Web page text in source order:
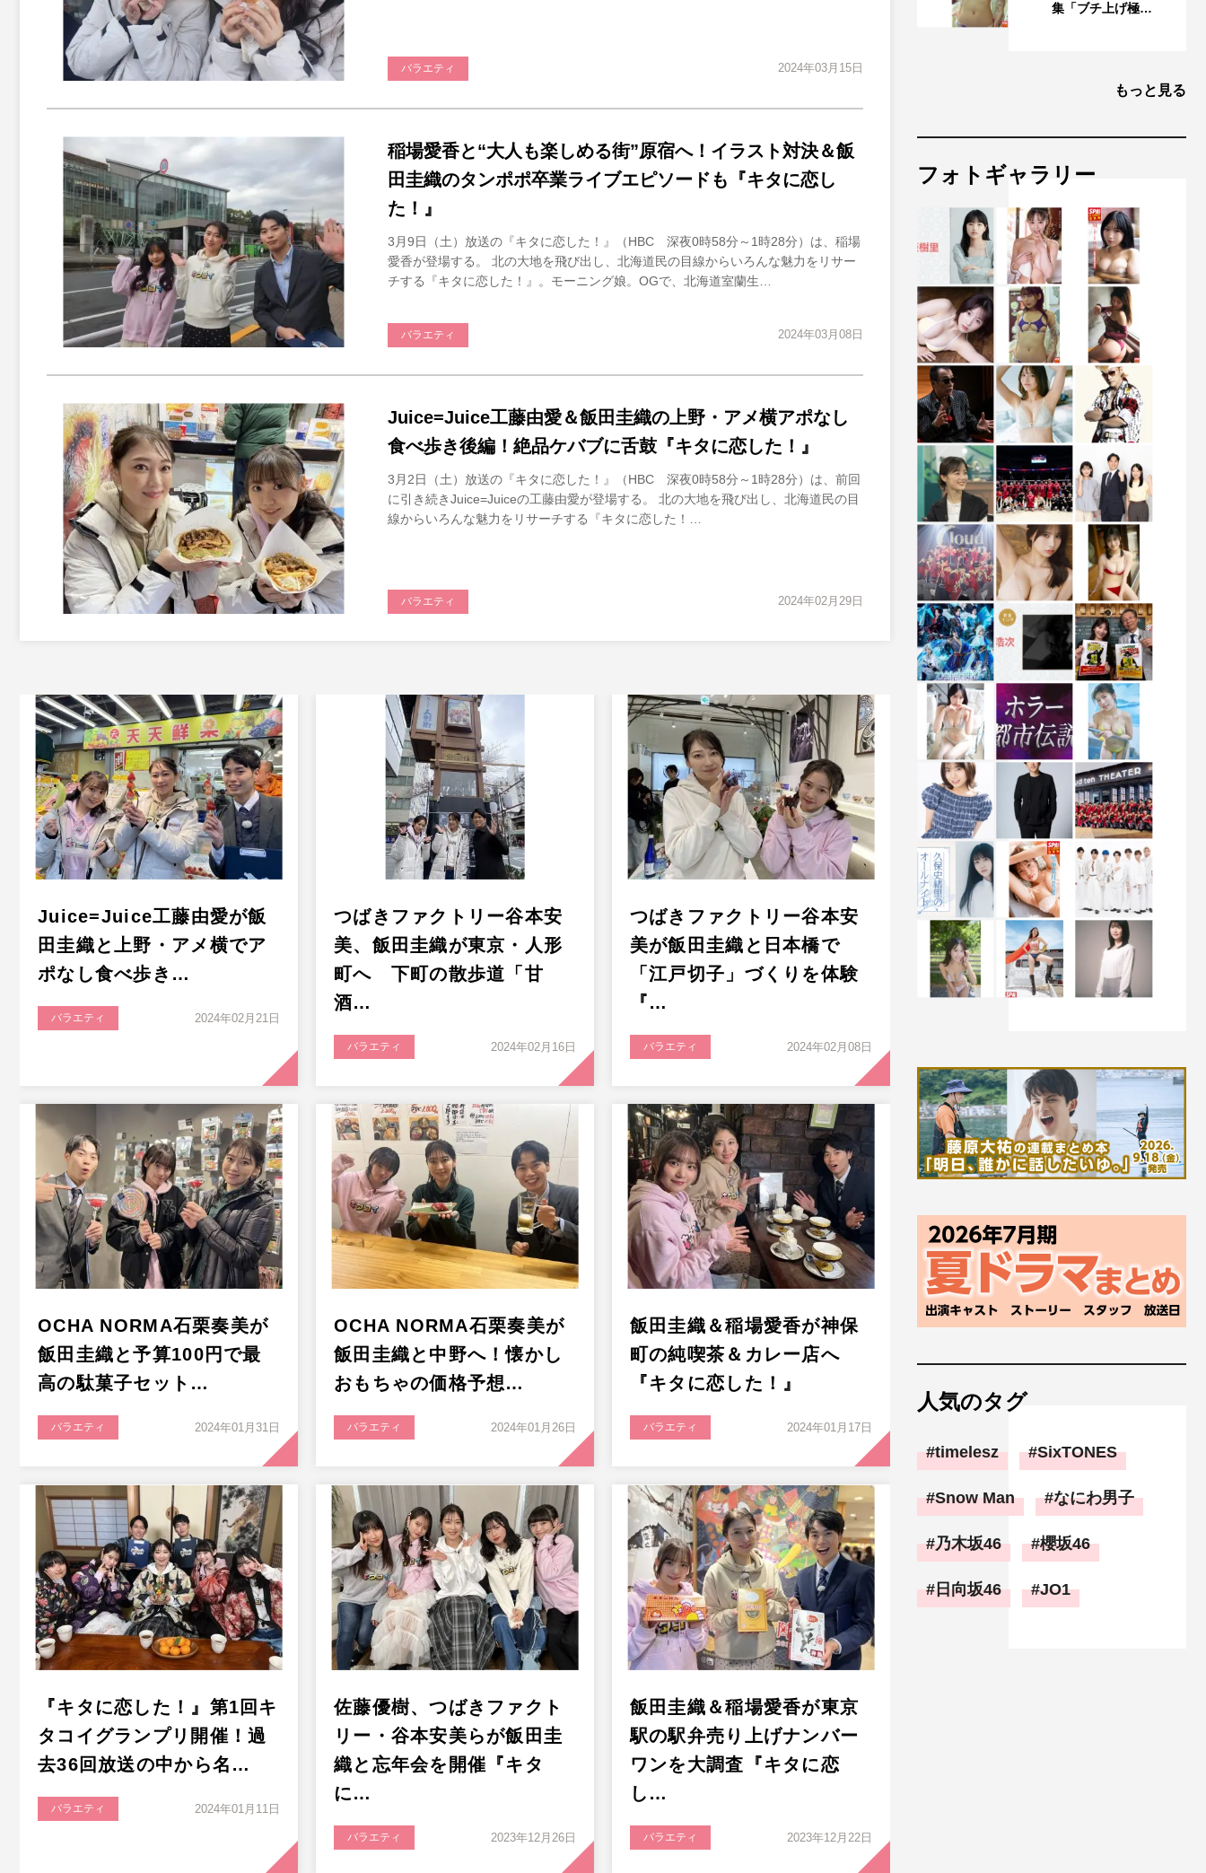
2024年03月15日
バラエティ
稲場愛香と“大人も楽しめる街”原宿へ！イラスト対決＆飯
田圭織のタンポポ卒業ライブエピソードも『キタに恋し
た！』
3月9日（土）放送の『キタに恋した！』（HBC 深夜0時58分～1時28分）は、稲場
愛香が登場する。 北の大地を飛び出し、北海道民の目線からいろんな魅力をリサー
チする『キタに恋した！』。モーニング娘。OGで、北海道室蘭生…
2024年03月08日
バラエティ
Juice=Juice工藤由愛＆飯田圭織の上野・アメ横アポなし
食べ歩き後編！絶品ケバブに舌鼓『キタに恋した！』
3月2日（土）放送の『キタに恋した！』（HBC 深夜0時58分～1時28分）は、前回
に引き続きJuice=Juiceの工藤由愛が登場する。 北の大地を飛び出し、北海道民の目
線からいろんな魅力をリサーチする『キタに恋した！…
2024年02月29日
バラエティ
Juice=Juice工藤由愛が飯
田圭織と上野・アメ横でア
ポなし食べ歩き…
バラエティ 2024年02月21日
つばきファクトリー谷本安
美、飯田圭織が東京・人形
町へ 下町の散歩道「甘
酒…
バラエティ 2024年02月16日
つばきファクトリー谷本安
美が飯田圭織と日本橋で
「江戸切子」づくりを体験
『…
バラエティ 2024年02月08日
OCHA NORMA石栗奏美が
飯田圭織と予算100円で最
高の駄菓子セット…
バラエティ 2024年01月31日
OCHA NORMA石栗奏美が
飯田圭織と中野へ！懐かし
おもちゃの価格予想…
バラエティ 2024年01月26日
飯田圭織＆稲場愛香が神保
町の純喫茶＆カレー店へ
『キタに恋した！』
バラエティ 2024年01月17日
『キタに恋した！』第1回キ
タコイグランプリ開催！過
去36回放送の中から名…
バラエティ 2024年01月11日
佐藤優樹、つばきファクト
リー・谷本安美らが飯田圭
織と忘年会を開催『キタ
に…
バラエティ 2023年12月26日
飯田圭織＆稲場愛香が東京
駅の駅弁売り上げナンバー
ワンを大調査『キタに恋
し…
バラエティ 2023年12月22日
集「ブチ上げ極…
もっと見る
フォトギャラリー
人気のタグ
timelesz SixTONES
Snow Man なにわ男子
乃木坂46 櫻坂46
日向坂46 JO1